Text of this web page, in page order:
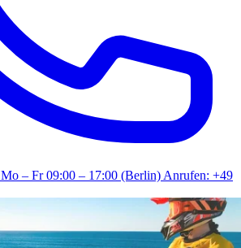
Mo – Fr 09:00 – 17:00 (Berlin)Anrufen: +49